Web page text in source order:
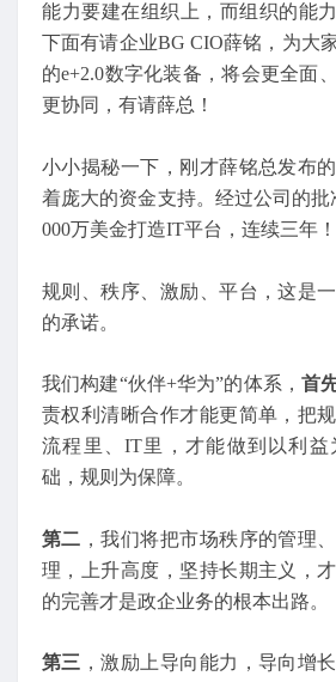
能力要建在组织上，而组织的能
下面有请企业BG CIO薛铭，为大
的e+2.0数字化装备，将会更全面
更协同，有请薛总！
小小揭秘一下，刚才薛铭总发布
着庞大的资金支持。经过公司的
000万美金打造IT平台，连续三年！
规则、秩序、激励、平台，这是
的承诺。
我们构建“伙伴+华为”的体系， 首
责权利清晰合作才能更简单，把
流程里、IT里，才能做到以利益
础，规则为保障。
第二 ，我们将把市场秩序的管理
理，上升高度，坚持长期主义，
的完善才是政企业务的根本出路。
第三 ，激励上导向能力，导向增